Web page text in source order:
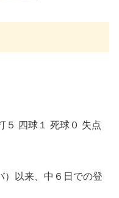
５ 四球１ 死球０ 失点
）以来、中６日での登